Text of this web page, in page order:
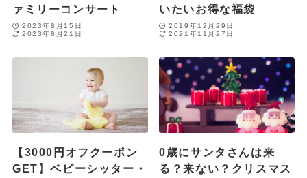
ァミリーコンサート
2023年8月15日
2023年8月21日
いたいお得な福袋
2019年12月29日
2021年11月27日
【3000円オフクーポン
GET】ベビーシッター・
0歳にサンタさんは来
る？来ない？クリスマス